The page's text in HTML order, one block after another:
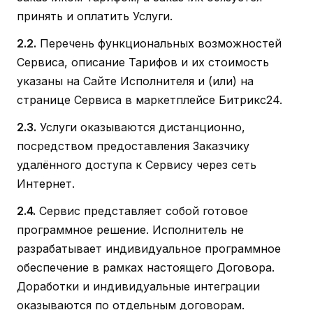
принять и оплатить Услуги.
2.2. Перечень функциональных возможностей
Сервиса, описание Тарифов и их стоимость
указаны на Сайте Исполнителя и (или) на
странице Сервиса в маркетплейсе Битрикс24.
2.3. Услуги оказываются дистанционно,
посредством предоставления Заказчику
удалённого доступа к Сервису через сеть
Интернет.
2.4. Сервис представляет собой готовое
программное решение. Исполнитель не
разрабатывает индивидуальное программное
обеспечение в рамках настоящего Договора.
Доработки и индивидуальные интеграции
оказываются по отдельным договорам.